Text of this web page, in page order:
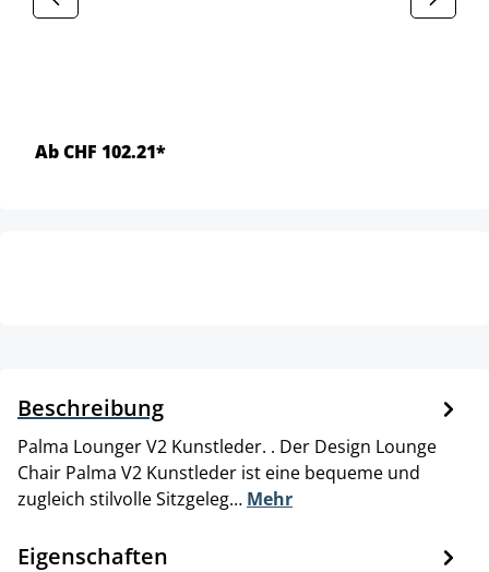
Ab CHF 102.21*
Beschreibung
Palma Lounger V2 Kunstleder. . Der Design Lounge
Chair Palma V2 Kunstleder ist eine bequeme und
zugleich stilvolle Sitzgeleg… Mehr
Eigenschaften